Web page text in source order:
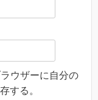
ウザーに自分の
する。